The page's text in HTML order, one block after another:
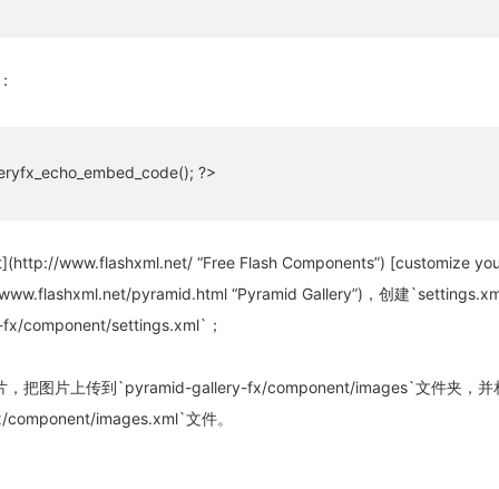
?>
www.flashxml.net/ “Free Flash Components”) [customize
pyramid.html “Pyramid Gallery”)，创建
component/settings.xml`；
，把图片上传到`pyramid-gallery-fx/component/images`文件夹，并
images.xml`文件。